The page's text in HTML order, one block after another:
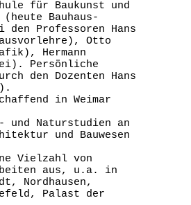
für Baukunst und
(heute Bauhaus-
Professoren Hans
Otto
Hermann
Persönliche
den Dozenten Hans
in Weimar
und Naturstudien an
und Bauwesen
Vielzahl von
aus, u.a. in
Nordhausen,
Palast der